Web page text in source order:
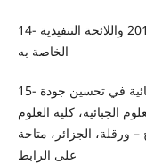
14- قانون رقم (7) بشأن ضرائب الدخل لسنة 2010 واللائحة التنفيذية
الخاصة به
15- قحموش، سمية (2013)، دور المراجعة الجبائية في تحسين جودة
الجبائية، كلية العلوم
ورقلة، الجزائر، متاحة
على الرابط